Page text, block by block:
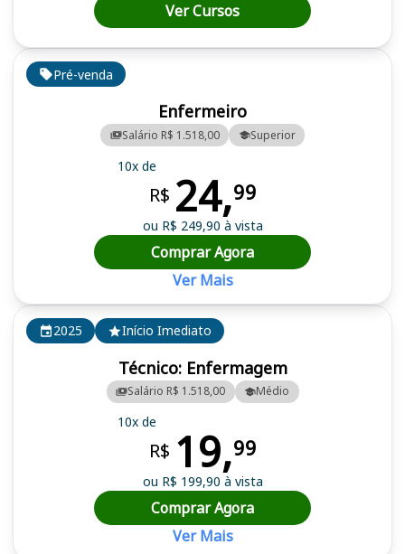
2025 Início Imediato
Técnico: Enfermagem
Salário R$ 1.518,00 Médio
10x de
R$ 19,99
ou R$ 199,90 à vista
Comprar Agora
Ver Mais
Pré-venda
Enfermeiro
Salário R$ 1.518,00 Superior
10x de
R$ 24,99
ou R$ 249,90 à vista
Comprar Agora
Ver Mais
Ver Cursos